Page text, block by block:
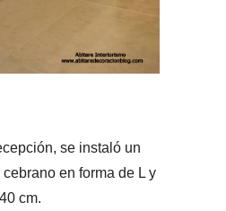
se instaló un
en forma de L y
cm.